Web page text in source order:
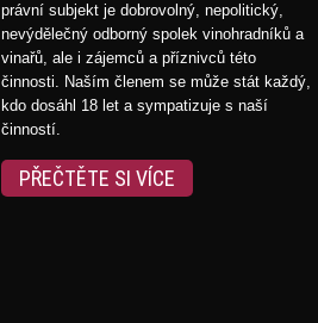
právní subjekt je dobrovolný, nepolitický,
nevýdělečný odborný spolek vinohradníků a
vinařů, ale i zájemců a příznivců této
činnosti. Naším členem se může stát každý,
kdo dosáhl 18 let a sympatizuje s naší
činností.
PŘEČTĚTE SI VÍCE